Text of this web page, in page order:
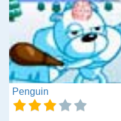
Penguin